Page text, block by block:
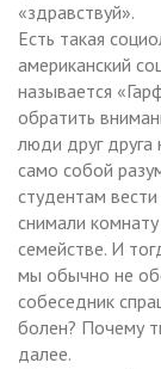
«здравствуй».
Есть такая
американский
называется
обратить
люди друг друга
само собой
студентам
снимали
семействе. И
мы обычно не
собеседник
болен? Почему
далее.